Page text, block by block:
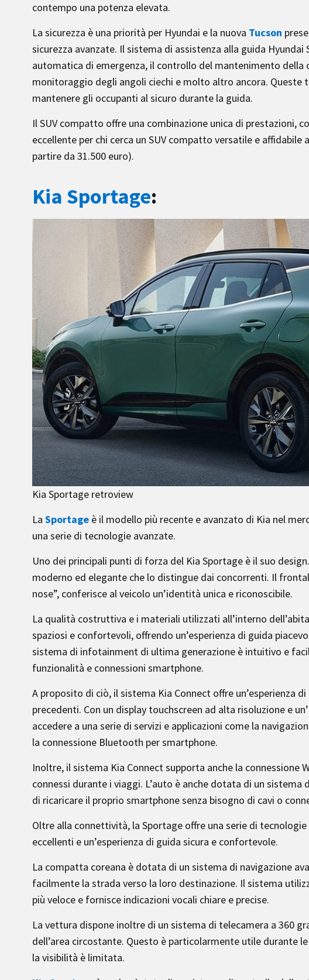
contempo una potenza elevata.
La sicurezza è una priorità per Hyundai e la nuova Tucson
sicurezza avanzate. Il sistema di assistenza alla guida
automatica di emergenza, il controllo del mantenimento della
monitoraggio degli angoli ciechi e molto altro ancora. Queste
mantenere gli occupanti al sicuro durante la guida.
Il SUV compatto offre una combinazione unica di prestazioni,
eccellente per chi cerca un SUV compatto versatile e affidabile
partire da 31.500 euro).
Kia Sportage:
Kia Sportage retroview
La Sportage è il modello più recente e avanzato di Kia nel
una serie di tecnologie avanzate.
Uno dei principali punti di forza del Kia Sportage è il suo
moderno ed elegante che lo distingue dai concorrenti. Il
nose”, conferisce al veicolo un’identità unica e riconoscibile.
La qualità costruttiva e i materiali utilizzati all’interno
spaziosi e confortevoli, offrendo un’esperienza di guida
sistema di infotainment di ultima generazione è intuitivo e
funzionalità e connessioni smartphone.
A proposito di ciò, il sistema Kia Connect offre un’esperienza
precedenti. Con un display touchscreen ad alta risoluzione e
accedere a una serie di servizi e applicazioni come la
la connessione Bluetooth per smartphone.
Inoltre, il sistema Kia Connect supporta anche la connessione
connessi durante i viaggi. L’auto è anche dotata di un
di ricaricare il proprio smartphone senza bisogno di cavi o
Oltre alla connettività, la Sportage offre una serie di
eccellenti e un’esperienza di guida sicura e confortevole.
La compatta coreana è dotata di un sistema di navigazione
facilmente la strada verso la loro destinazione. Il sistema
più veloce e fornisce indicazioni vocali chiare e precise.
La vettura dispone inoltre di un sistema di telecamera a 360
dell’area circostante. Questo è particolarmente utile durante
la visibilità è limitata.